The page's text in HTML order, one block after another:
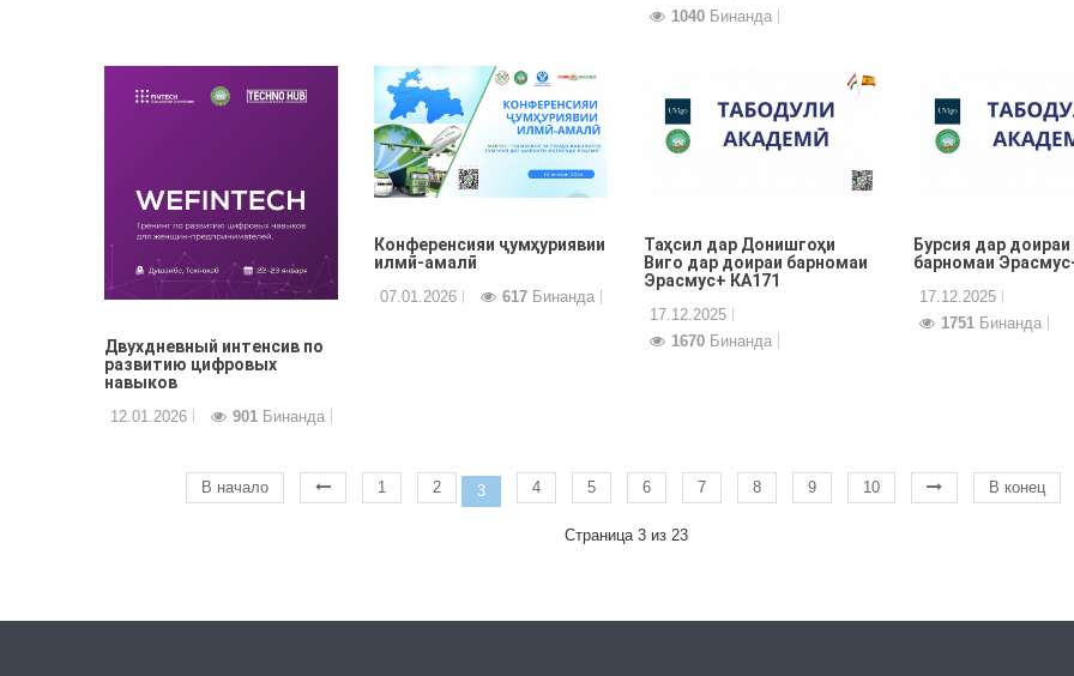
1040 Бинанда
Двухдневный интенсив по
развитию цифровых
навыков
12.01.2026 901 Бинанда
Конференсияи ҷумҳуриявии
илмӣ-амалӣ
07.01.2026 617 Бинанда
Таҳсил дар Донишгоҳи
Виго дар доираи барномаи
Эрасмус+ КА171
17.12.2025
1670 Бинанда
Бурсия дар доираи
барномаи
17.12.2025
1751 Бинанда
В начало 1 2 3 4 5 6 7 8 9 10 В конец
Страница 3 из 23